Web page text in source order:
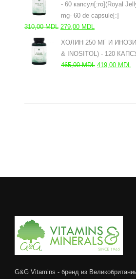
- 60 капсул[:ro](Royal
mg- 60 de capsule[:]
310,00MDL Первоначальная
279,00 MDL
ХОЛИН 250 МГ И
& INOSITOL) - 120
465,00MDL 419,00 MDL
G&G Vitamins - бренд из